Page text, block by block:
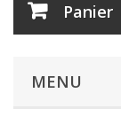
Panier
MENU